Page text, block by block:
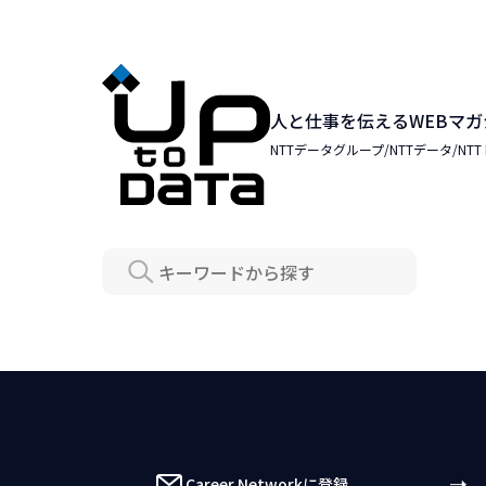
人と仕事を伝えるWEBマ
NTTデータグループ/NTTデータ/NTT
Search